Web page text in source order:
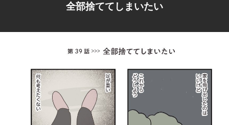
全部捨ててしまいたい